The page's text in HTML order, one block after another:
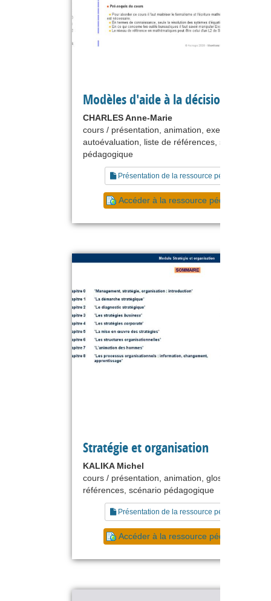
Modèles d'aide à la décision
CHARLES Anne-Marie
cours / présentation, animation, exercice,
autoévaluation, liste de références, scénario
pédagogique
Présentation de la ressource pédagogique
Accéder à la ressource pédagogique
Stratégie et organisation
KALIKA Michel
cours / présentation, animation, glossaire, liste
références, scénario pédagogique
Présentation de la ressource pédagogique
Accéder à la ressource pédagogique